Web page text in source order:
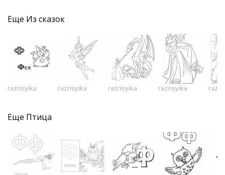
Еще Из сказок
razrisyika razrisyika razrisyika razrisyika
Еще Птица